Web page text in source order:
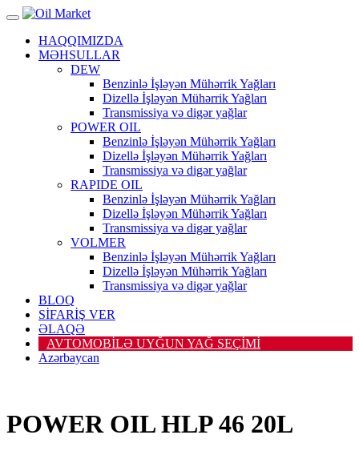
HAQQIMIZDA
MƏHSULLAR
DEW
Benzinlə İşləyən Mühərrik Yağları
Dizellə İşləyən Mühərrik Yağları
Transmissiya və digər yağlar
POWER OIL
Benzinlə İşləyən Mühərrik Yağları
Dizellə İşləyən Mühərrik Yağları
Transmissiya və digər yağlar
RAPIDE OIL
Benzinlə İşləyən Mühərrik Yağları
Dizellə İşləyən Mühərrik Yağları
Transmissiya və digər yağlar
VOLMER
Benzinlə İşləyən Mühərrik Yağları
Dizellə İşləyən Mühərrik Yağları
Transmissiya və digər yağlar
BLOQ
SİFARİŞ VER
ƏLAQƏ
AVTOMOBİLƏ UYĞUN YAĞ SEÇİMİ
Azərbaycan
POWER OIL HLP 46 20L